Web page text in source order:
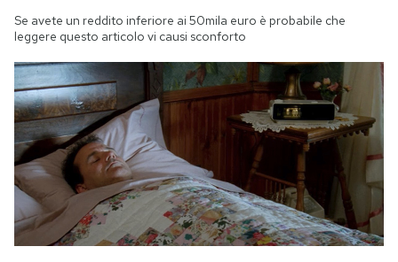
Se avete un reddito inferiore ai 50mila euro è probabile che
leggere questo articolo vi causi sconforto